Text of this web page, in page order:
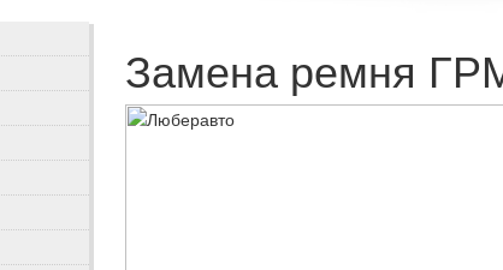
Замена ремня